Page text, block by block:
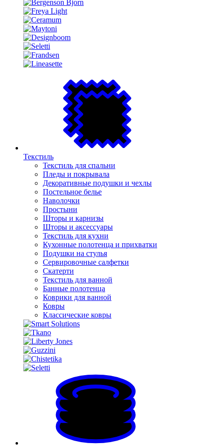
Текстиль
Текстиль для спальни
Пледы и покрывала
Декоративные подушки и чехлы
Постельное белье
Наволочки
Простыни
Шторы и карнизы
Шторы и аксессуары
Текстиль для кухни
Кухонные полотенца и прихватки
Подушки на стулья
Сервировочные салфетки
Скатерти
Текстиль для ванной
Банные полотенца
Коврики для ванной
Ковры
Классические ковры